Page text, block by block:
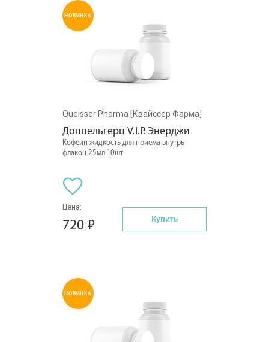
НОВИНКА
Queisser Pharma [Квайссер Фарма]
Доппельгерц V.I.P. Энерджи
Кофеин жидкость для приема внутрь
флакон 25мл 10шт
Цена:
720 Купить
НОВИНКА